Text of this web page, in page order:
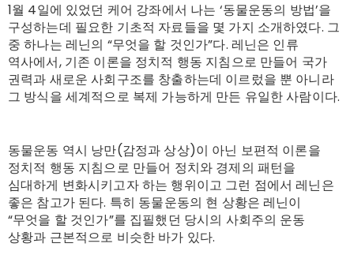
1월 4일에 있었던 케어 강좌에서 나는 ‘동물운동의 방법’을
구성하는데 필요한 기초적 자료들을 몇 가지 소개하였다. 그
중 하나는 레닌의 “무엇을 할 것인가”다. 레닌은 인류
역사에서, 기존 이론을 정치적 행동 지침으로 만들어 국가
권력과 새로운 사회구조를 창출하는데 이르렀을 뿐 아니라
그 방식을 세계적으로 복제 가능하게 만든 유일한 사람이다.
동물운동 역시 낭만(감정과 상상)이 아닌 보편적 이론을
정치적 행동 지침으로 만들어 정치와 경제의 패턴을
심대하게 변화시키고자 하는 행위이고 그런 점에서 레닌은
좋은 참고가 된다. 특히 동물운동의 현 상황은 레닌이
“무엇을 할 것인가”를 집필했던 당시의 사회주의 운동
상황과 근본적으로 비슷한 바가 있다.